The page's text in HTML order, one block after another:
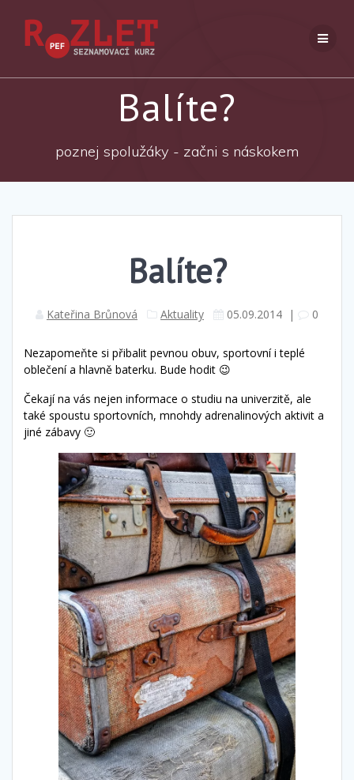
Balíte?
poznej spolužáky - začni s náskokem
Balíte?
Kateřina Brůnová Aktuality 05.09.2014 | 0
Nezapomeňte si přibalit pevnou obuv, sportovní i teplé
oblečení a hlavně baterku. Bude hodit 😉
Čekají na vás nejen informace o studiu na univerzitě, ale
také spoustu sportovních, mnohdy adrenalinových aktivit a
jiné zábavy 🙂